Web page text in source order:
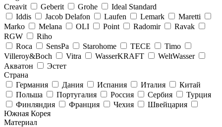
Creavit
Geberit Grohe
Ideal Standard
Iddis
Jacob Delafon Laufen Lemark
Maretti
Marko
Melana OLI Point Radomir
Ravak
RGW
Riho
Roca
SensPa Starohome TECE
Timo
Villeroy&Boсh
Vitra WasserKRAFT
WeltWasser
Акватон
Эстет
Страна
Германия
Дания Испания Италия
Китай
Польша
Португалия Россия Сербия
Турция
Финляндия
Франция Чехия
Швейцария
Южная Корея
Материал